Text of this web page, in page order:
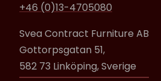
+46 (0)13-4705080
Svea Contract Furniture AB
Gottorpsgatan 51,
582 73 Linköping, Sverige